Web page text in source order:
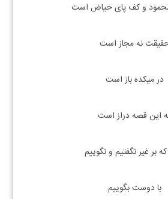
و کف پای حیاض است
نه مجاز است
در میکده باز است
این قصه دراز است
بر غیر نگفتیم و نگوییم
با دوست بگوییم